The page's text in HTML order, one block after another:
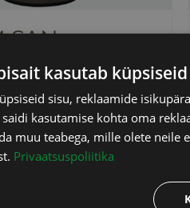
SAN
KM
Info
kasutab küpsiseid
sisu, reklaamide
kasutamise kohta oma
muu teabega, mille olete neile
Privaatsuspoliitika